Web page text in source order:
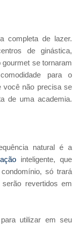
completa de lazer.
de ginástica,
se tornaram
para o
você não precisa se
de uma academia.
natural é a
inteligente, que
só trará
revertidos em
utilizar em seu